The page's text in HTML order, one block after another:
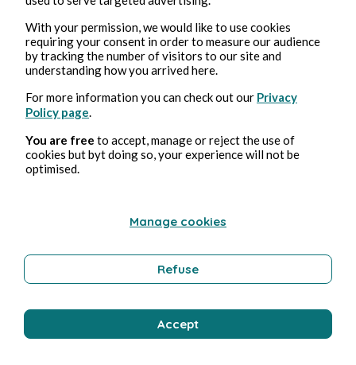
Le Problème à Trois Corps - Saison 1
Culture
Stéphane Hoegel
Foundation - Saison 2
With your permission, we would like to use cookies
requiring your consent in order to measure our audience
by tracking the number of visitors to our site and
understanding how you arrived here.
For more information you can check out our Privacy
Policy page
You are free to accept, manage or reject the use of
cookies but byt doing so, your experience will not be
optimised.
Manage cookies
Refuse
Accept